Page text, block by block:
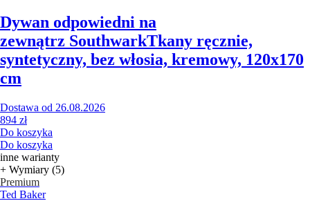
Dywan odpowiedni na
zewnątrz SouthwarkTkany ręcznie,
syntetyczny, bez włosia, kremowy, 120x170
cm
Dostawa od 26.08.2026
894 zł
Do koszyka
Do koszyka
inne warianty
+ Wymiary (5)
Premium
Ted Baker